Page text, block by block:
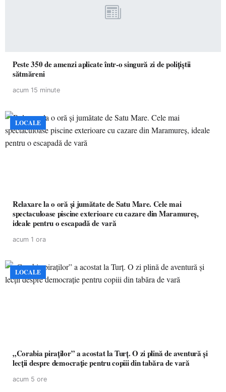
Peste 350 de amenzi aplicate într-o singură zi de polițiștii
sătmăreni
acum 15 minute
LOCALE
Relaxare la o oră și jumătate de Satu Mare. Cele mai
spectaculoase piscine exterioare cu cazare din Maramureș,
ideale pentru o escapadă de vară
acum 1 ora
LOCALE
„Corabia piraților” a acostat la Turț. O zi plină de aventură și
lecții despre democrație pentru copiii din tabăra de vară
acum 5 ore